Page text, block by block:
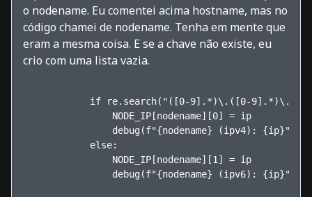
o nodename. Eu comentei acima hostname, mas no
código chamei de nodename. Tenha em mente que
eram a mesma coisa. E se a chave não existe, eu
crio com uma lista vazia.
if re.search("([0-9].*)\.([0-
                NODE_IP[nodename][0] = ip
                debug(f"{nodename} (ipv4): {ip}")
            else:
                NODE_IP[nodename][1] = ip
debug(f"{nodename} (ipv6):